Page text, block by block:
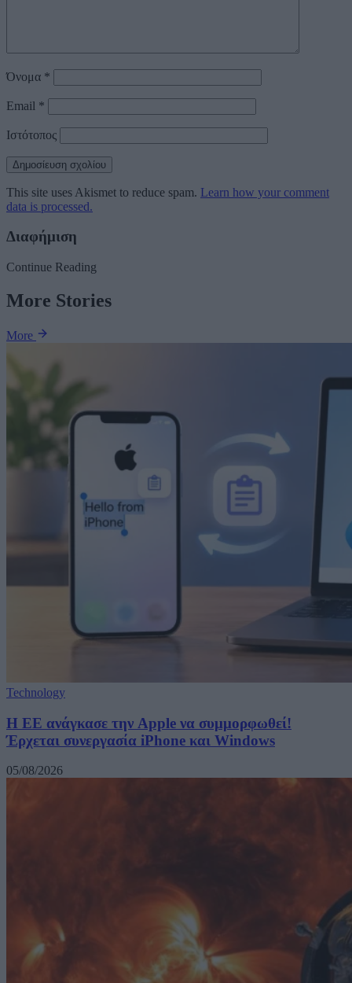
Όνομα *
Email *
Ιστότοπος
This site uses Akismet to reduce spam. Learn how your comment
data is processed.
Διαφήμιση
Continue Reading
More Stories
More
Technology
H ΕΕ ανάγκασε την Apple να συμμορφωθεί!
Έρχεται συνεργασία iPhone και Windows
05/08/2026